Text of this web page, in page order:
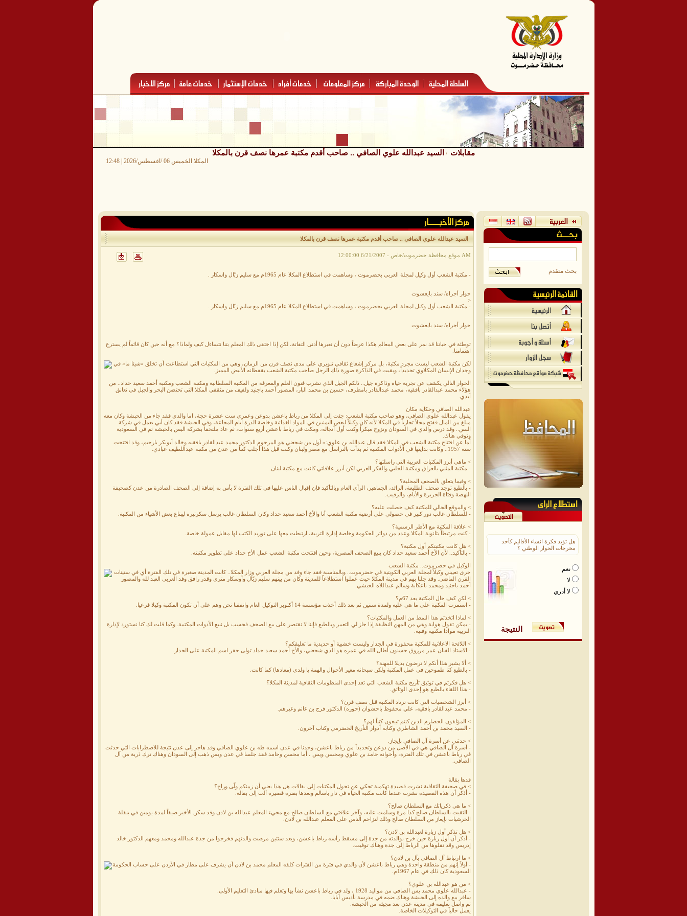
مقابلات / السيد عبدالله علوي الصافي .. صاحب أقدم مكتبة عمرها نصف قرن بالمكلا
المكلا الخميس 06 /اغسطس/2026 | 12:48
السيد عبدالله علوي الصافي .. صاحب أقدم مكتبة عمرها نصف قرن بالمكلا
موقع محافظة حضرموت/خاص - 6/21/2007 12:00:00 AM
- مكتبة الشعب أول وكيل لمجلة العربي بحضرموت ، وساهمت في استطلاع المكلا عام 1965م مع سليم زبّال واسكار .
حوار أجراه/ سند بايعشوت
<
- مكتبة الشعب أول وكيل لمجلة العربي بحضرموت ، وساهمت في استطلاع المكلا عام 1965م مع سليم زبّال واسكار .
حوار أجراه/ سند بايعشوت
توطئة في حياتنا قد نمر على بعض المعالم هكذا عرضاً دون أن نعيرها أدنى التفاتة، لكن إذا اختفى ذلك المعلم بتنا نتساءل كيف ولماذا؟ مع أنه حين كان قائماً لم يسترع
اهتمامنا.
لكن مكتبة الشعب ليست مجرد مكتبة، بل مركز إشعاع ثقافي تنويري على مدى نصف قرن من الزمان، وهي من المكتبات التي استطاعت أن تخلق «شيئا ما» في
وجدان الإنسان المكلاوي تحديداً، وبقيت في الذاكرة صورة ذلك الرجل صاحب مكتبة الشعب بقفطانه الأبيض المميز.
الحوار التالي يكشف عن تجربة حياة وذاكرة جيل.. ذلكم الجيل الذي تشرب فنون العلم والمعرفة من المكتبة السلطانية ومكتبة الشعب ومكتبة أحمد سعيد حداد.. من
هؤلاء محمد عبدالقادر بافقيه، محمد عبدالقادر بامطرف، حسين بن محمد البار، المصور أحمد باجنيد ولفيف من مثقفي المكلا التي تحتضن البحر والجبل في تعانق
أبدي.
عبدالله الصافي وحكاية مكان
يقول عبدالله علوي الصافي، وهو صاحب مكتبة الشعب: جئت إلى المكلا من رباط باعشن بدوعن وعمري ست عشرة حجة، اما والدي فقد جاء من الحبشة وكان معه
مبلغ من المال ففتح محلاً تجارياً في المكلا لأنه كان وكيلاً لبعض اليمنيين في المواد الغذائية وخاصة الذرة أيام المجاعة، وفي الحبشة فقد كان أبي يعمل في شركة
البس.. وقد درس والدي في السودان وتزوج مبكراً وكنت أول أنجاله، ومكث في رباط باعشن أربع سنوات، ثم عاد ملتحقا بشركة البس بالحبشة ثم في السعودية
وتوفي هناك.
أما عن افتتاح مكتبة الشعب في المكلا فقد قال عبدالله بن علوي:« أول من شجعني هو المرحوم الدكتور محمد عبدالقادر بافقيه وخالد أبوبكر بارحيم، وقد افتتحت
سنة 1957.. وكانت بدايتها في الأدوات المكتبية ثم بدأت بالتراسل مع مصر ولبنان وكنت قبل هذا أجلب كتباً من عدن من مكتبة عبداللطيف عبادي.
> ماهي أبرز المكتبات العربية التي راسلتها؟
- مكتبة المثني بالعراق ومكتبة الحلبي والفكر العربي لكن أبرز علاقاتي كانت مع مكتبة لبنان.
> وفيما يتعلق بالصحف المحلية؟
- بالطبع توجد صحف الطليعة، الرائد، الجماهير، الرأي العام وبالتأكيد فإن إقبال الناس عليها في تلك الفترة لا بأس به إضافة إلى الصحف الصادرة من عدن كصحيفة
النهضة وفتاة الجزيرة والأيام، والرقيب.
> والموقع الحالي للمكتبة كيف حصلت عليه؟
- للسلطان غالب دور كبير في حصولي على أرضية مكتبة الشعب أنا والأخ أحمد سعيد حداد وكان السلطان غالب يرسل سكرتيره ليبتاع بعض الأشياء من المكتبة.
> علاقة المكتبة مع الأطر الرسمية؟
- كنت مرتبطاً بثانوية المكلا وعدد من دوائر الحكومة وخاصة إدارة التربية، ارتبطت معها على توريد الكتب لها مقابل عمولة خاصة.
> هل كانت مكتبتكم أول مكتبة؟
- بالتأكيد.. لأن الأخ أحمد سعيد حداد كان يبيع الصحف المصرية، وحين افتتحت مكتبة الشعب عمل الأخ حداد على تطوير مكتبته.
الوكيل في حضرموت.. مكتبة الشعب
جرى تعييني وكيلاً لمجلة العربي الكويتية في حضرموت.. وبالمناسبة فقد جاء وفد من مجلة العربي وزار المكلا.. كانت المدينة صغيرة في تلك الفترة أي في ستينات
القرن الماضي. وقد جلنا بهم في مدينة المكلا حيث عملوا استطلاعاً للمدينة وكان من بينهم سليم زبّال وأوسكار متري وقدر رافق وفد العربي العبد لله والمصور
أحمد باجنيد ومحمد باعكابة وسالم عبداللاه الحبشي.
> لكن كيف حال المكتبة بعد 67م؟
- استمرت المكتبة على ما هي عليه ولمدة سنتين ثم بعد ذلك أخذت مؤسسة 14 أكتوبر التوكيل العام واتفقنا نحن وهم على أن تكون المكتبة وكيلا فرعيا.
> لماذا اتخذتم هذا النمط من العمل والمكتبات؟
- يمكن تقول هواية وهي من المهن النظيفة إذا جاز لي التعبير وبالطبع فإننا لا نقتصر على بيع الصحف فحسب بل نبيع الأدوات المكتبية. وكما قلت لك كنا نستورد لإدارة
التربية موادا مكتبية وفنية.
> اللائحة الاعلانية للمكتبة محفورة في الجدار وليست خشبية أو حديدية ما تعليقكم؟
- الاستاذ الفنان عمر مرزوق حسنون أطال الله في عمره هو الذي شجعني، والأخ أحمد سعيد حداد تولى حفر اسم المكتبة على الجدار.
> ألا يشير هذا أنكم لا ترضون بديلا للمهنة؟
- بالطبع كنا طموحين في عمل المكتبة ولكن سبحانه مغير الأحوال والهمة يا ولدي (معادها) كما كانت.
> هل فكرتم في توثيق تأريخ مكتبة الشعب التي تعد إحدى المنظومات الثقافية لمدينة المكلا؟
- هذا اللقاء بالطبع هو إحدى الوثائق.
> أبرز الشخصيات التي كانت ترتاد المكتبة قبل نصف قرن؟
- محمد عبدالقادر بافقيه، علي محفوظ باحشوان (حوره) الدكتور فرج بن غانم وغيرهم.
> المؤلفون الحضارم الذين كنتم تبيعون كتباً لهم؟
- السيد محمد بن أحمد الشاطري وكتابه أدوار التأريخ الحضرمي وكتاب آخرون.
> حدثني عن أسرة آل الصافي بإيجاز.
- أسرة آل الصافي هي في الأصل من دوعن وتحديداً من رباط باعشن، وجدنا في عدن اسمه طه بن علوي الصافي وقد هاجر إلى عدن نتيجة للاضطرابات التي حدثت
في رباط باعشن في تلك الفترة، وأخوانه حامد بن علوي ومحسن ويس ، أما محسن وحامد فقد جلسا في عدن ويس ذهب إلى السودان وهناك ترك ذرية من آل
الصافي.
قدها بقالة
> في صحيفة الثقافية نشرت قصيدة تهكمية تحكي عن تحول المكتبات إلى بقالات هل هذا يعني أن زمنكم ولّى وراح؟
- أذكر أن هذه القصيدة نشرت عندما كانت مكتبة الحياة في دار باسالم وبعدها بفترة قصيرة آلت إلى بقالة.
> ما هي ذكرياتك مع السلطان صالح؟
- التقيت بالسلطان صالح كذا مرة وسلمت عليه، وآخر علاقتي مع السلطان صالح مع مجيء المعلم عبدالله بن لادن وقد سكن الأخير ضيفاً لمدة يومين في بنقلة
الحرشيات بإيعاز من السلطان صالح وذلك لتزاحم الناس على المعلم عبدالله بن لادن.
> هل تذكر أول زيارة لعبدالله بن لادن؟
- أذكر أن أول زيارة حين خرج بوالدته من جدة إلى مسقط رأسه رباط باعشن، وبعد سنتين مرضت والدتهم فخرجوا من جدة عبدالله ومحمد ومعهم الدكتور خالد
إدريس وقد نقلوها من الرباط إلى جدة وهناك توفيت.
> ما ارتباط آل الصافي بآل بن لادن؟
- أولاً إنهم من منطقة واحدة وهي رباط باعشن لأن والدي في فترة من الفترات كلفه المعلم محمد بن لادن أن يشرف على مطار في الأردن على حساب الحكومة
السعودية كان ذلك في عام 1967م.
> من هو عبدالله بن علوي؟
- عبدالله علوي محمد يس الصافي من مواليد 1928 ، ولد في رباط باعشن نشأ بها وتعلم فيها مبادئ التعليم الأولى.
سافر مع والده إلى الحبشة وهناك ضمه في مدرسة بأديس أبابا.
ثم واصل تعليمه في مدينة عدن بعد مجيئه من الحبشة.
يعمل حالياً في التوكيلات الخاصة.
بحث متقدم
هل تؤيد فكرة انشاء الأقاليم كأحد
مخرجات الحوار الوطني ؟
نعم
لا
لا أدري
النتيجة